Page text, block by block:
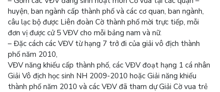
huyện, ban ngành cấp thành phố và các cơ quan, ban ngành,
câu lạc bộ được Liên đoàn Cờ thành phố mời trực tiếp, mỗi
đơn vị được cử 5 VĐV cho mỗi bảng nam và nữ.
– Đặc cách các VĐV từ hạng 7 trở đi của giải vô địch thành
phố năm 2010,
VĐV năng khiếu cấp thành phố, các VĐV đoạt hạng 1 cá nhân
Giải Vô địch học sinh NH 2009-2010 hoặc Giải năng khiếu
thành phố năm 2010 và các VĐV đã tham dự Giải Cờ vua trẻ